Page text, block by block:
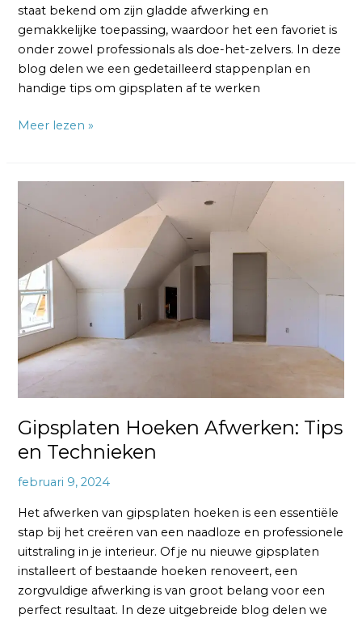
staat bekend om zijn gladde afwerking en
gemakkelijke toepassing, waardoor het een favoriet is
onder zowel professionals als doe-het-zelvers. In deze
blog delen we een gedetailleerd stappenplan en
handige tips om gipsplaten af te werken
Meer lezen »
Gipsplaten Hoeken Afwerken: Tips
en Technieken
februari 9, 2024
Het afwerken van gipsplaten hoeken is een essentiële
stap bij het creëren van een naadloze en professionele
uitstraling in je interieur. Of je nu nieuwe gipsplaten
installeert of bestaande hoeken renoveert, een
zorgvuldige afwerking is van groot belang voor een
perfect resultaat. In deze uitgebreide blog delen we
Hoeken
Afwerken:
en
Technieken